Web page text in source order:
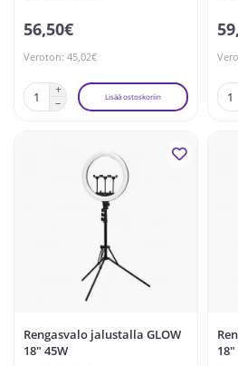
56,50€
Veroton: 45,02€
Lisää ostoskoriin
Rengasvalo jalustalla GLOW
18" 45W
18"